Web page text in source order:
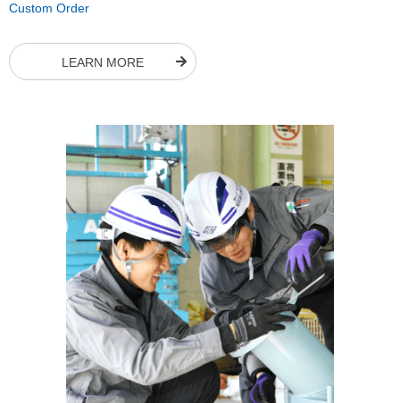
Custom Order
LEARN MORE